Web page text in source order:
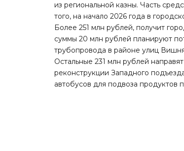
из региональной казны. Часть
того, на начало 2026 года в
Более 251 млн рублей, получит
суммы 20 млн рублей планируют
трубопровода в районе улиц
Остальные 231 млн рублей
реконструкции Западного
автобусов для подвоза продуктов